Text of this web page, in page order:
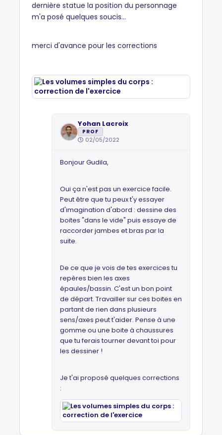
dernière statue la position du personnage
m'a posé quelques soucis...
merci d'avance pour les corrections
Yohan Lacroix
PROF
02/05/2022
Bonjour Gudila,
Oui ça n'est pas un exercice facile.
Peut être que tu peux t'y essayer
d'imagination d'abord : dessine des
boites "dans le vide" puis essaye de
raccorder jambes et bras par la
suite.
De ce que je vois de tes exercices tu
repères bien les axes
épaules/bassin. C'est un bon point
de départ. Travailler sur ces boites en
partant de rien dans plusieurs
sens/axes peut t'aider. Pense à une
gomme ou une boite à chaussures
que tu ferais tourner devant toi pour
les dessiner !
Je t'ai proposé quelques corrections
: